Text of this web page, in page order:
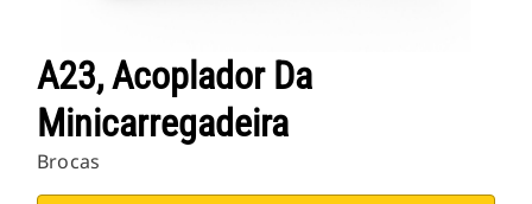
A23, Acoplador Da
Minicarregadeira
Brocas